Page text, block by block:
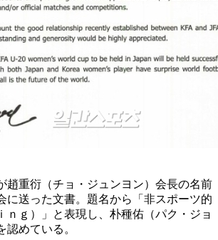
趙重衍（チョ・ジュンヨン）会長の名前
に送った文書。題名から「非スポーツ的
ｎｇ）」と表現し、朴種佑（パク・ジョ
認めている。